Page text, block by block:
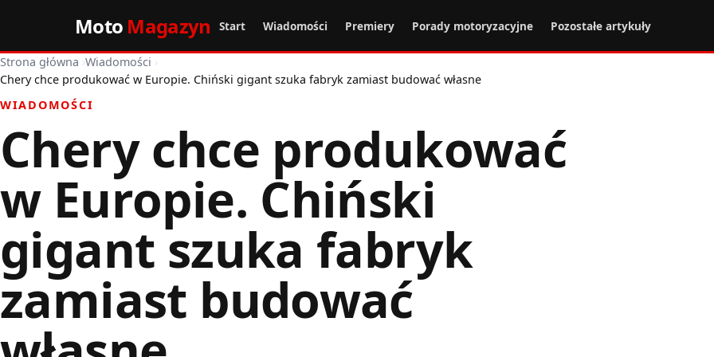
Moto Magazyn Start Wiadomości Premiery Porady motoryzacyjne Pozostałe artykuły
Strona główna ›Wiadomości ›
Chery chce produkować w Europie. Chiński gigant szuka fabryk zamiast budować własne
WIADOMOŚCI
Chery chce produkować
w Europie. Chiński
gigant szuka fabryk
zamiast budować